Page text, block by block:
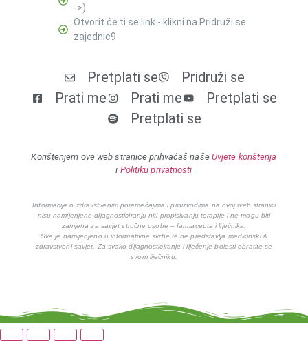
->)
Otvorit će ti se link - klikni na Pridruži se
zajednic9
Pretplati se
Pridruži se
Prati me
Prati me
Pretplati se
Pretplati se
Korištenjem ove web stranice prihvaćaš naše Uvjete korištenja
i Politiku privatnosti
Informacije o zdravstvenim poremećajima i proizvodima na ovoj web stranici
nisu namijenjene dijagnosticiranju niti propisivanju terapije i ne mogu biti
zamjena za savjet stručne osobe – farmaceuta i liječnika.
Sve je namijenjeno u informativne svrhe te ne predstavlja medicinski ili
zdravstveni savjet. Za svako dijagnosticiranje i liječenje bolesti obratite se
svom liječniku.